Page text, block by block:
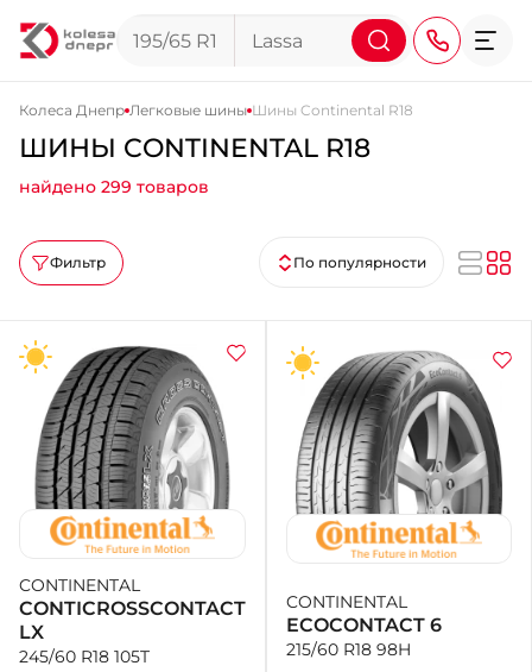
+38 (095) 276-44-44
+38 (067) 911-14-14
- на Щепкина
+38 (098) 911-911-0
- на Тополе
+38 (098) 911-911-4
- на Калиновой
+38 (077) 7-184-184
- Донецкое шоссе
- Щепкина
+38 (099)-643-33-77
- Тополь
Колеса Днепр Легковые шины Шины Continental R18
ШИНЫ CONTINENTAL R18
найдено 299 товаров
Фильтр По популярности
CONTINENTAL
CONTICROSSCONTACT
LX
245/60 R18 105T
CONTINENTAL
ECOCONTACT 6
215/60 R18 98H